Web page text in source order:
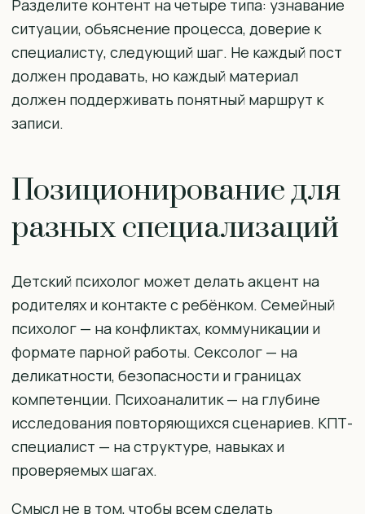
Разделите контент на четыре типа: узнавание
ситуации, объяснение процесса, доверие к
специалисту, следующий шаг. Не каждый пост
должен продавать, но каждый материал
должен поддерживать понятный маршрут к
записи.
Позиционирование для
разных специализаций
Детский психолог может делать акцент на
родителях и контакте с ребёнком. Семейный
психолог — на конфликтах, коммуникации и
формате парной работы. Сексолог — на
деликатности, безопасности и границах
компетенции. Психоаналитик — на глубине
исследования повторяющихся сценариев. КПТ-
специалист — на структуре, навыках и
проверяемых шагах.
Смысл не в том, чтобы всем сделать